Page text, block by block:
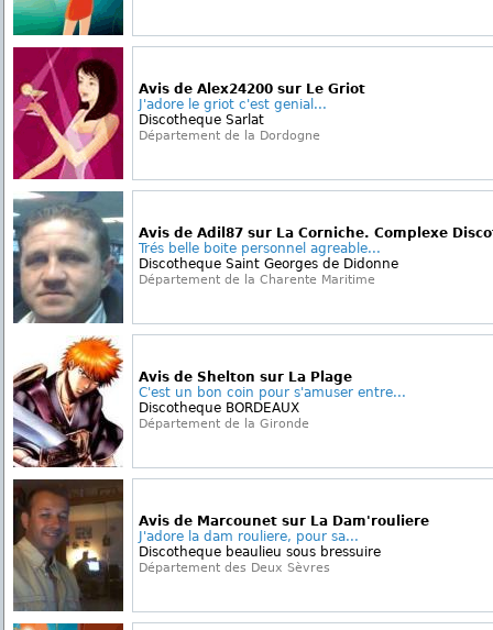
Avis de Alex24200 sur Le Griot
J'adore le griot c'est genial...
Discotheque Sarlat
Département de la Dordogne
Avis de Adil87 sur La Corniche. Complexe
Trés belle boite personnel agreable...
Discotheque Saint Georges de Didonne
Département de la Charente Maritime
Avis de Shelton sur La Plage
C'est un bon coin pour s'amuser entre...
Discotheque BORDEAUX
Département de la Gironde
Avis de Marcounet sur La Dam'rouliere
J'adore la dam rouliere, pour sa...
Discotheque beaulieu sous bressuire
Département des Deux Sèvres